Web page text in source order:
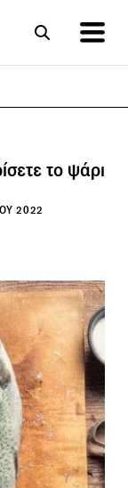
το ψάρι
2022